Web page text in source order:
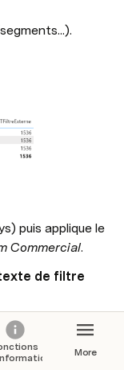
puis applique le
Commercial.
de filtre
les filtres
à la
More